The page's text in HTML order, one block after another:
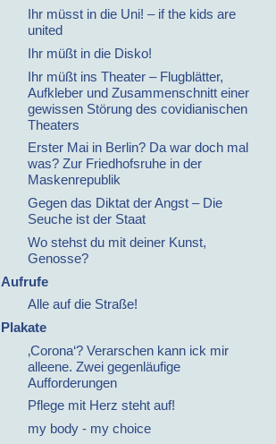
Ihr müsst in die Uni! – if the kids are
united
Ihr müßt in die Disko!
Ihr müßt ins Theater – Flugblätter,
Aufkleber und Zusammenschnitt einer
gewissen Störung des covidianischen
Theaters
Erster Mai in Berlin? Da war doch mal
was? Zur Friedhofsruhe in der
Maskenrepublik
Gegen das Diktat der Angst – Die
Seuche ist der Staat
Wo stehst du mit deiner Kunst,
Genosse?
Aufrufe
Alle auf die Straße!
Plakate
‚Corona‘? Verarschen kann ick mir
alleene. Zwei gegenläufige
Aufforderungen
Pflege mit Herz steht auf!
my body - my choice